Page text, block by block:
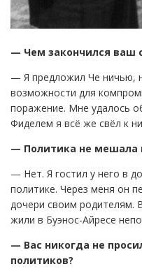
— Чем закончился ваш
— Я предложил Че ничью,
возможности для
поражение. Мне удалось
Фиделем я всё же свёл к
— Политика не мешала
— Нет. Я гостил у него в
политике. Через меня он
дочери своим родителям.
жили в Буэнос-Айресе
— Вас никогда не
политиков?